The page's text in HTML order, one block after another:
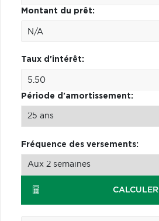
Montant du prêt:
Taux d'intérêt:
Période d'amortissement:
Fréquence des versements:
CALCULER